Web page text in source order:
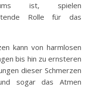
ist, spielen
Rolle für das
kann von harmlosen
bis hin zu ernsteren
dieser Schmerzen
sogar das Atmen